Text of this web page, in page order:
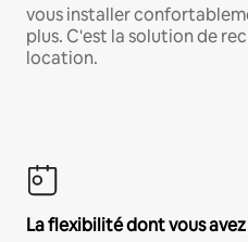
vous installer
plus. C'est la solution de
location.
La flexibilité dont vous